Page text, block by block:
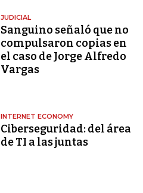
JUDICIAL
Sanguino señaló que no
compulsaron copias en
el caso de Jorge Alfredo
Vargas
INTERNET ECONOMY
Ciberseguridad: del área
de TI a las juntas